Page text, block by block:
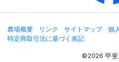
農場概要 リンク サイトマップ
個
特定商取引法に基づく表記
©2026 甲斐